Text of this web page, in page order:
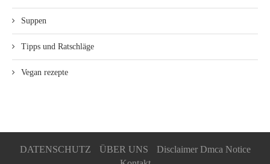
Suppen
Tipps und Ratschläge
Vegan rezepte
DATENSCHUTZ ÜBER UNS
Disclaimer Dmca Notice